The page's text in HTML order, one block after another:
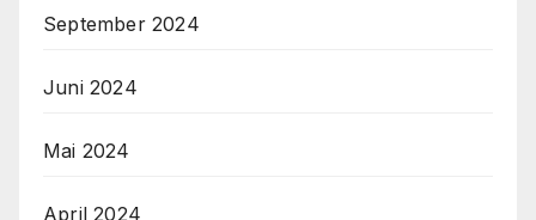
September 2024
Juni 2024
Mai 2024
April 2024